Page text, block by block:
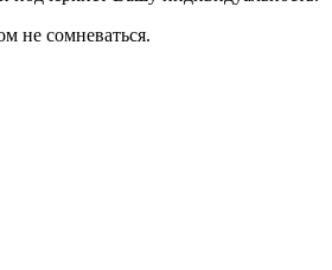
не сомневаться.